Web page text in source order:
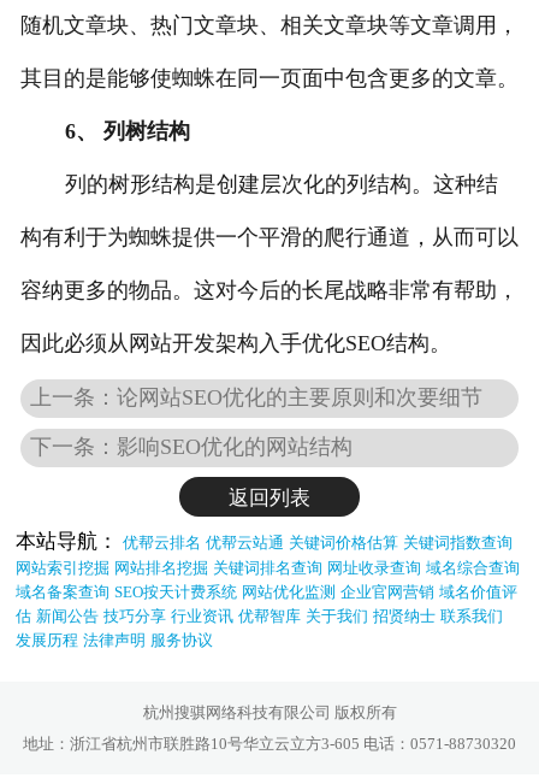
随机文章块、热门文章块、相关文章块等文章调用，
其目的是能够使蜘蛛在同一页面中包含更多的文章。
6、 列树结构
列的树形结构是创建层次化的列结构。这种结
构有利于为蜘蛛提供一个平滑的爬行通道，从而可以
容纳更多的物品。这对今后的长尾战略非常有帮助，
因此必须从网站开发架构入手优化SEO结构。
上一条：论网站SEO优化的主要原则和次要细节
下一条：影响SEO优化的网站结构
返回列表
本站导航：
优帮云排名 优帮云站通 关键词价格估算 关键词指数查询
网站索引挖掘 网站排名挖掘 关键词排名查询 网址收录查询 域名综合查询
域名备案查询 SEO按天计费系统 网站优化监测 企业官网营销 域名价值评
估 新闻公告 技巧分享 行业资讯 优帮智库 关于我们 招贤纳士 联系我们
发展历程 法律声明 服务协议
杭州搜骐网络科技有限公司 版权所有
地址：浙江省杭州市联胜路10号华立云立方3-605 电话：0571-88730320